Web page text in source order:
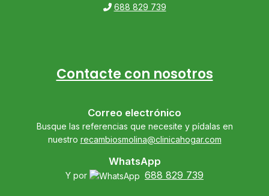
688 829 739
Contacte con nosotros
Correo electrónico
Busque las referencias que necesite y pídalas en
nuestro recambiosmolina@clinicahogar.com
WhatsApp
Y por 688 829 739